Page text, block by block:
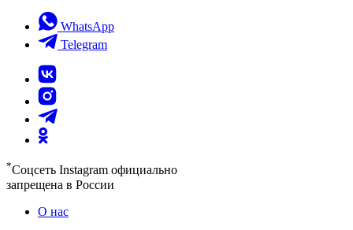
WhatsApp
Telegram
*Соцсеть Instagram официально
запрещена в России
О нас